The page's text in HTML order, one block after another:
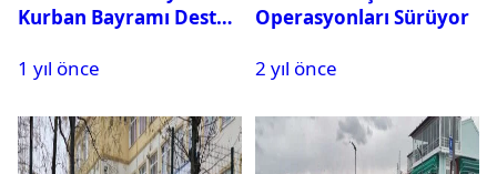
Kurban Bayramı Destek
1 yıl önce
Operasyonları Sürüyor
2 yıl önce